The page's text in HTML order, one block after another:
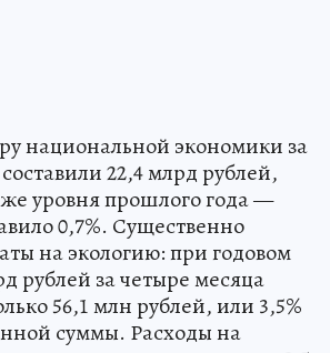
национальной экономики за
22,4 млрд рублей,
уровня прошлого года —
0,7%. Существенно
на экологию: при годовом
рублей за четыре месяца
56,1 млн рублей, или 3,5%
суммы. Расходы на